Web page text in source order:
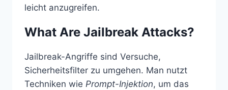
leicht anzugreifen.
What Are Jailbreak Attacks?
Jailbreak-Angriffe sind Versuche,
Sicherheitsfilter zu umgehen. Man nutzt
Techniken wie Prompt-Injektion, um das